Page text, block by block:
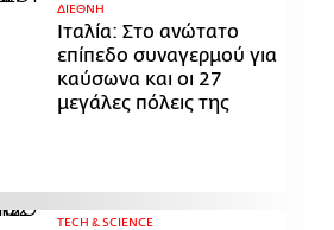
ΔΙΕΘΝΗ
Ιταλία: Στο ανώτατο
επίπεδο συναγερμού για
καύσωνα και οι 27
μεγάλες πόλεις της
ΤECH & SCIENCE